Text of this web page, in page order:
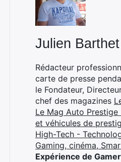
Julien Barthet
Rédacteur
carte de presse
le Fondateur,
chef des magazines
Le Mag Auto
et véhicules de
High-Tech -
Gaming, cinéma,
Expérience de